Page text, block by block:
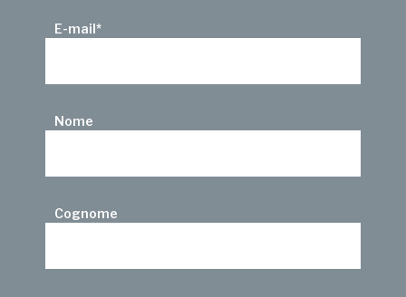
E-mail*
Nome
Cognome